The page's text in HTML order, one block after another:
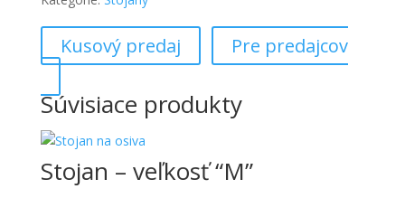
Kusový predaj Pre predajcov
Súvisiace produkty
Stojan – veľkosť “M”